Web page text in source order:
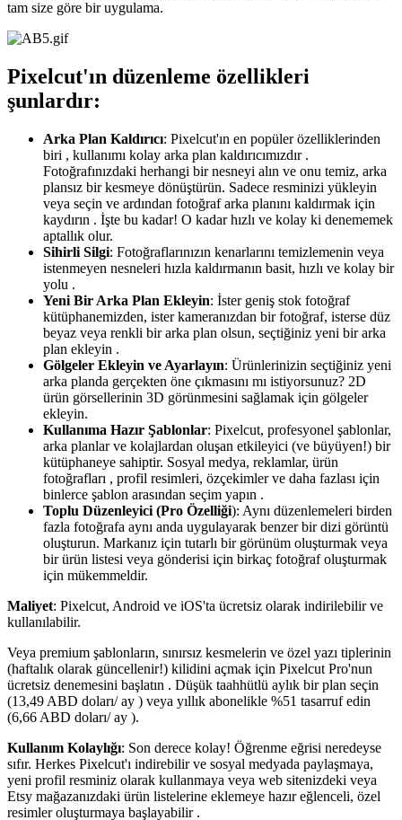
tam size göre bir uygulama.
Pixelcut'ın düzenleme özellikleri
şunlardır:
Arka Plan Kaldırıcı: Pixelcut'ın en popüler özelliklerinden
biri , kullanımı kolay arka plan kaldırıcımızdır .
Fotoğrafınızdaki herhangi bir nesneyi alın ve onu temiz, arka
plansız bir kesmeye dönüştürün. Sadece resminizi yükleyin
veya seçin ve ardından fotoğraf arka planını kaldırmak için
kaydırın . İşte bu kadar! O kadar hızlı ve kolay ki denememek
aptallık olur.
Sihirli Silgi: Fotoğraflarınızın kenarlarını temizlemenin veya
istenmeyen nesneleri hızla kaldırmanın basit, hızlı ve kolay bir
yolu .
Yeni Bir Arka Plan Ekleyin: İster geniş stok fotoğraf
kütüphanemizden, ister kameranızdan bir fotoğraf, isterse düz
beyaz veya renkli bir arka plan olsun, seçtiğiniz yeni bir arka
plan ekleyin .
Gölgeler Ekleyin ve Ayarlayın: Ürünlerinizin seçtiğiniz yeni
arka planda gerçekten öne çıkmasını mı istiyorsunuz? 2D
ürün görsellerinin 3D görünmesini sağlamak için gölgeler
ekleyin.
Kullanıma Hazır Şablonlar: Pixelcut, profesyonel şablonlar,
arka planlar ve kolajlardan oluşan etkileyici (ve büyüyen!) bir
kütüphaneye sahiptir. Sosyal medya, reklamlar, ürün
fotoğrafları , profil resimleri, özçekimler ve daha fazlası için
binlerce şablon arasından seçim yapın .
Toplu Düzenleyici (Pro Özelliği): Aynı düzenlemeleri birden
fazla fotoğrafa aynı anda uygulayarak benzer bir dizi görüntü
oluşturun. Markanız için tutarlı bir görünüm oluşturmak veya
bir ürün listesi veya gönderisi için birkaç fotoğraf oluşturmak
için mükemmeldir.
Maliyet: Pixelcut, Android ve iOS'ta ücretsiz olarak indirilebilir ve
kullanılabilir.
Veya premium şablonların, sınırsız kesmelerin ve özel yazı tiplerinin
(haftalık olarak güncellenir!) kilidini açmak için Pixelcut Pro'nun
ücretsiz denemesini başlatın . Düşük taahhütlü aylık bir plan seçin
(13,49 ABD doları/ ay ) veya yıllık abonelikle %51 tasarruf edin
(6,66 ABD doları/ ay ).
Kullanım Kolaylığı: Son derece kolay! Öğrenme eğrisi neredeyse
sıfır. Herkes Pixelcut'ı indirebilir ve sosyal medyada paylaşmaya,
yeni profil resminiz olarak kullanmaya veya web sitenizdeki veya
Etsy mağazanızdaki ürün listelerine eklemeye hazır eğlenceli, özel
resimler oluşturmaya başlayabilir .